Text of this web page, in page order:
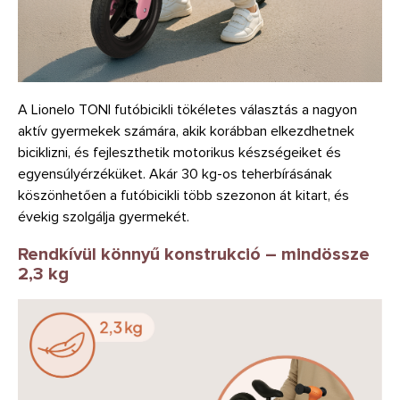
A Lionelo TONI futóbicikli tökéletes választás a nagyon
aktív gyermekek számára, akik korábban elkezdhetnek
biciklizni, és fejleszthetik motorikus készségeiket és
egyensúlyérzéküket. Akár 30 kg-os teherbírásának
köszönhetően a futóbicikli több szezonon át kitart, és
évekig szolgálja gyermekét.
Rendkívül könnyű konstrukció – mindössze
2,3 kg